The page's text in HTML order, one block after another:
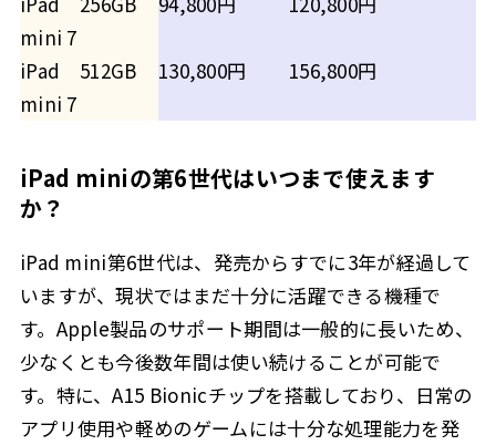
mini 7
iPad
mini 7
512GB 130,800円 156,800円
iPad miniの第6世代はいつまで使えます
か？
iPad mini第6世代は、発売からすでに3年が経過して
いますが、現状ではまだ十分に活躍できる機種で
す。Apple製品のサポート期間は一般的に長いため、
少なくとも今後数年間は使い続けることが可能で
す。特に、A15 Bionicチップを搭載しており、日常の
アプリ使用や軽めのゲームには十分な処理能力を発